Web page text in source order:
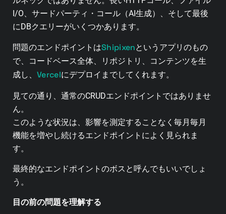
I/O、サードパーティ・コール（AI生成）、そして最後
にDBクエリーがいくつかあります。
問題のエンドポイントはShipixenというアプリのもの
で、コードベース全体、リポジトリ、コンテンツを生
成し、 Vercelにデプロイまでしてくれます。
見ての通り、通常のCRUDエンドポイントではありませ
ん。
このような状況は、影響を測定することなく毎月毎月
機能を増やし続けるエンドポイントによく見られま
す。
最終的なエンドポイントのボスと呼んでもいいでしょ
う。
目の前の問題を理解する